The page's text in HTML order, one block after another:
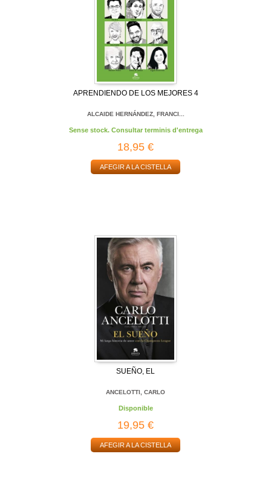
APRENDIENDO DE LOS MEJORES 4
ALCAIDE HERNÁNDEZ, FRANCI...
Sense stock. Consultar terminis d'entrega
18,95 €
AFEGIR A LA CISTELLA
SUEÑO, EL
ANCELOTTI, CARLO
Disponible
19,95 €
AFEGIR A LA CISTELLA